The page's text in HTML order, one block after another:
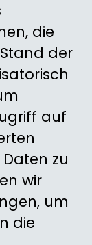
die
der
auf
zu
wir
um
die